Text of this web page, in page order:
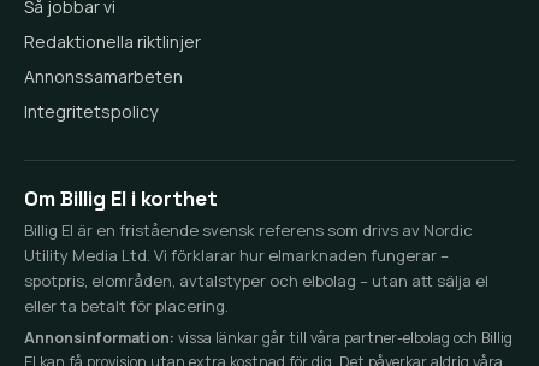
Så jobbar vi
Redaktionella riktlinjer
Annonssamarbeten
Integritetspolicy
Om Billig El i korthet
Billig El är en fristående svensk referens som drivs av Nordic
Utility Media Ltd. Vi förklarar hur elmarknaden fungerar –
spotpris, elområden, avtalstyper och elbolag – utan att sälja el
eller ta betalt för placering.
Annonsinformation: vissa länkar går till våra partner-elbolag och Billig
El kan få provision utan extra kostnad för dig. Det påverkar aldrig våra